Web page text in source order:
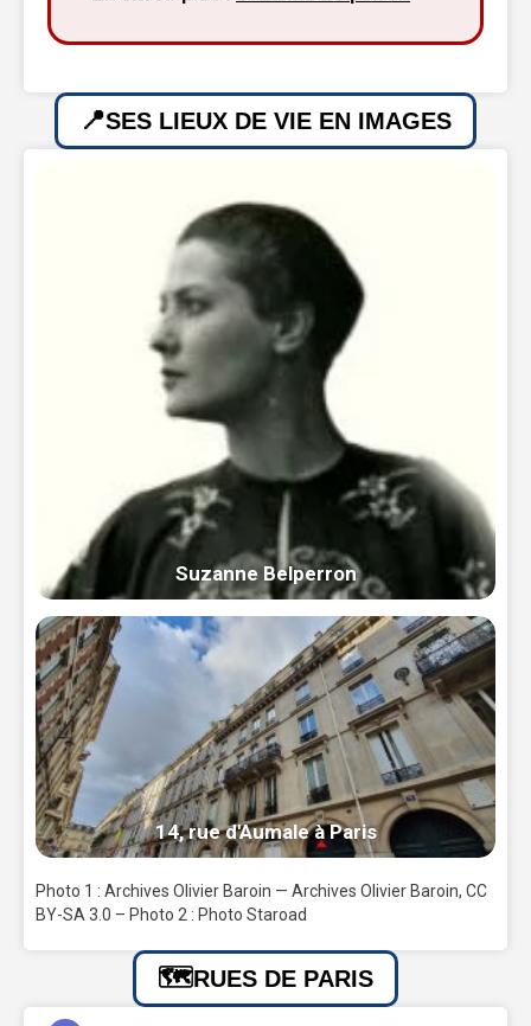
SES LIEUX DE VIE EN IMAGES
Suzanne Belperron
14, rue d'Aumale à Paris
Photo 1 : Archives Olivier Baroin — Archives Olivier Baroin, CC
BY-SA 3.0 – Photo 2 : Photo Staroad
RUES DE PARIS